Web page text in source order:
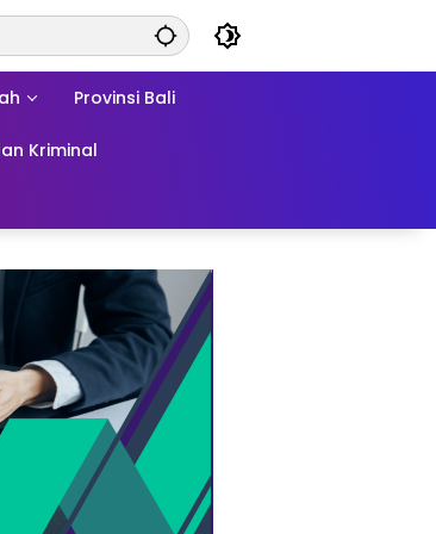
Provinsi Bali
Kriminal